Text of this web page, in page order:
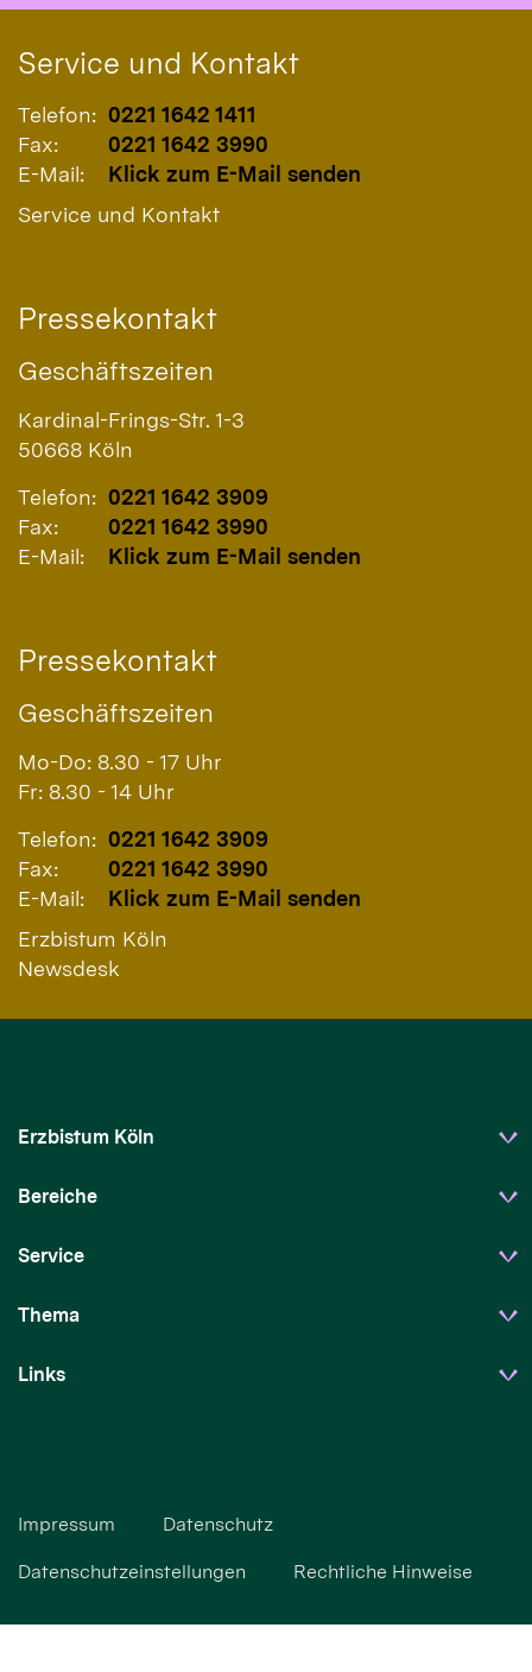
Service und Kontakt
Telefon: 0221 1642 1411
Fax:
0221 1642 3990
E-Mail:
Klick zum E-Mail senden
Service und Kontakt
Pressekontakt
Geschäftszeiten
Kardinal-Frings-Str. 1-3
50668 Köln
Telefon: 0221 1642 3909
Fax:
0221 1642 3990
E-Mail:
Klick zum E-Mail senden
Pressekontakt
Geschäftszeiten
Mo-Do: 8.30 - 17 Uhr
Fr: 8.30 - 14 Uhr
Telefon: 0221 1642 3909
Fax:
0221 1642 3990
E-Mail:
Klick zum E-Mail senden
Erzbistum Köln
Newsdesk
Erzbistum Köln
Bereiche
Service
Thema
Links
Impressum Datenschutz
Datenschutzeinstellungen Rechtliche Hinweise